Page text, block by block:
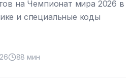
на Чемпионат мира 2026 в
и специальные коды
88 мин